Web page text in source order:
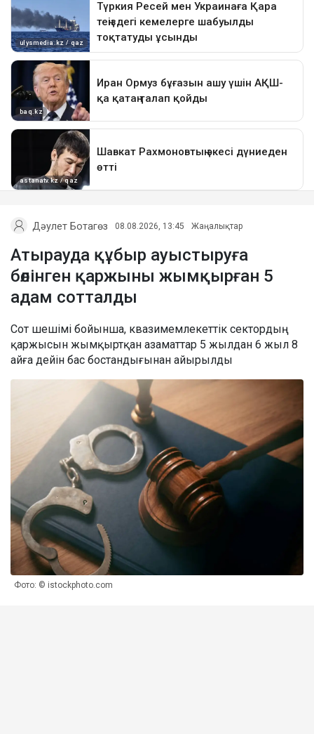
Дәулет Ботагөз 08.08.2026, 13:45 Жаңалықтар
Атырауда құбыр ауыстыруға
бөлінген қаржыны жымқырған 5
адам сотталды
Сот шешімі бойынша, квазимемлекеттік сектордың
қаржысын жымқыртқан азаматтар 5 жылдан 6 жыл 8
айға дейін бас бостандығынан айырылды
Фото: © istockphoto.com